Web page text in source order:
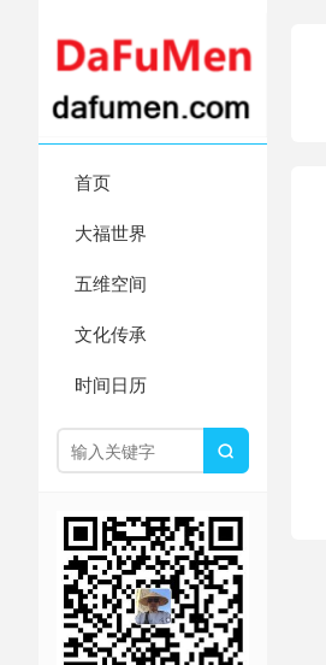
首页
大福世界
五维空间
文化传承
时间日历
